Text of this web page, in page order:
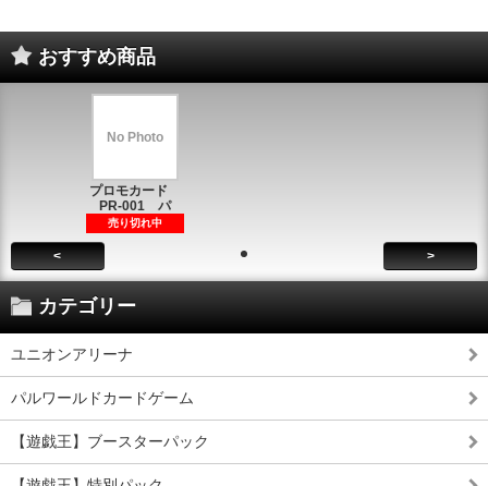
おすすめ商品
No Photo
プロモカード
PR-001 パ
売り切れ中
< >
カテゴリー
ユニオンアリーナ
パルワールドカードゲーム
【遊戯王】ブースターパック